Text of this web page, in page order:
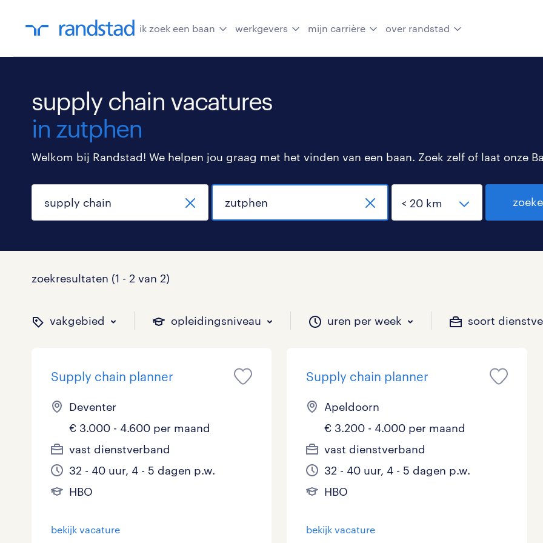
ik zoek een baan werkgevers mijn carrière over randstad
supply chain vacatures
in zutphen
Welkom bij Randstad! We helpen jou graag met het vinden van een baan. Zoek zelf of laat onze
zoekresultaten (1 - 2 van 2)
vakgebied opleidingsniveau uren per week soort
binnen welk vakgebied wil je werken?
Administratief 0 Beveiliging 0
Callcenter / Contactcenter Chauffeurs 0
ICT 0 Industrieel / Productie
op welk niveau zoek je vacatures?
Basisonderwijs 0 Geen 0
HBO 2 LBO, MAVO, VMBO 0
VMBO/MAVO WO 0
hoeveel uren per week wil je werken?
0 - 8 uur 0 9 - 16 uur 0
25 - 32 uur 2 33 - 36 uur 0
toon 2 resultaten
welk soort dienstverband zou jij willen?
Detachering 0 Tijdelijk 0
Vast 2
toon 2 resultaten
Supply chain planner
Deventer
€ 3.000 - 4.600 per maand
vast dienstverband
32 - 40 uur, 4 - 5 dagen p.w.
HBO
bekijk vacature
Supply chain planner
Apeldoorn
€ 3.200 - 4.000 per maand
vast dienstverband
32 - 40 uur, 4 - 5 dagen p.w.
HBO
bekijk vacature